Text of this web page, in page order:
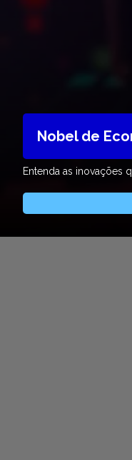
Nobel de
Entenda as inovações